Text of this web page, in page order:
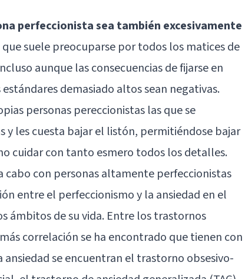
perfeccionista sea también excesivamente
suele preocuparse por todos los matices de
aunque las consecuencias de fijarse en
demasiado altos sean negativas.
personas pereccionistas las que se
y les cuesta bajar el listón, permitiéndose bajar
cuidar con tanto esmero todos los detalles.
cabo con personas altamente perfeccionistas
entre el perfeccionismo y la ansiedad en el
ámbitos de su vida. Entre los trastornos
correlación se ha encontrado que tienen con
se encuentran el trastorno obsesivo-